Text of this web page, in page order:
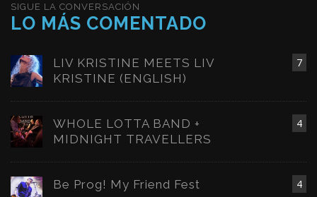
SIGUE LA CONVERSACIÓN
LO MÁS COMENTADO
7
LIV KRISTINE MEETS LIV
KRISTINE (ENGLISH)
4
WHOLE LOTTA BAND +
MIDNIGHT TRAVELLERS
4
Be Prog! My Friend Fest